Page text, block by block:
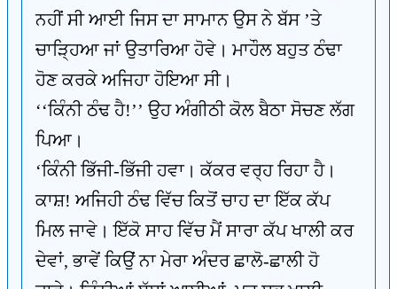
ਨਹੀਂ ਸੀ ਆਈ ਜਿਸ ਦਾ ਸਾਮਾਨ ਉਸ ਨੇ ਬੱਸ ’ਤੇ
ਚਾੜ੍ਹਿਆ ਜਾਂ ਉਤਾਰਿਆ ਹੋਵੇ। ਮਾਹੌਲ ਬਹੁਤ ਠੰਢਾ
ਹੋਣ ਕਰਕੇ ਅਜਿਹਾ ਹੋਇਆ ਸੀ।
‘‘ਕਿੰਨੀ ਠੰਢ ਹੈ!’’ ਉਹ ਅੰਗੀਠੀ ਕੋਲ ਬੈਠਾ ਸੋਚਣ ਲੱਗ
ਪਿਆ।
‘ਕਿੰਨੀ ਭਿੱਜੀ-ਭਿੱਜੀ ਹਵਾ। ਕੱਕਰ ਵਰ੍ਹ ਰਿਹਾ ਹੈ।
ਕਾਸ਼! ਅਜਿਹੀ ਠੰਢ ਵਿੱਚ ਕਿਤੋਂ ਚਾਹ ਦਾ ਇੱਕ ਕੱਪ
ਮਿਲ ਜਾਵੇ। ਇੱਕੋ ਸਾਹ ਵਿੱਚ ਮੈਂ ਸਾਰਾ ਕੱਪ ਖਾਲੀ ਕਰ
ਦੇਵਾਂ, ਭਾਵੇਂ ਕਿਉਂ ਨਾ ਮੇਰਾ ਅੰਦਰ ਛਾਲੋ-ਛਾਲੀ ਹੋ